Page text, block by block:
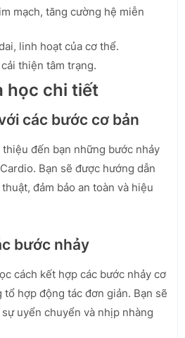
mạch, tăng cường hệ miễn
linh hoạt của cơ thể.
thiện tâm trạng.
học chi tiết
các bước cơ bản
đến bạn những bước nhảy
Bạn sẽ được hướng dẫn
đảm bảo an toàn và hiệu
bước nhảy
cách kết hợp các bước nhảy cơ
hợp động tác đơn giản. Bạn sẽ
uyển chuyển và nhịp nhàng